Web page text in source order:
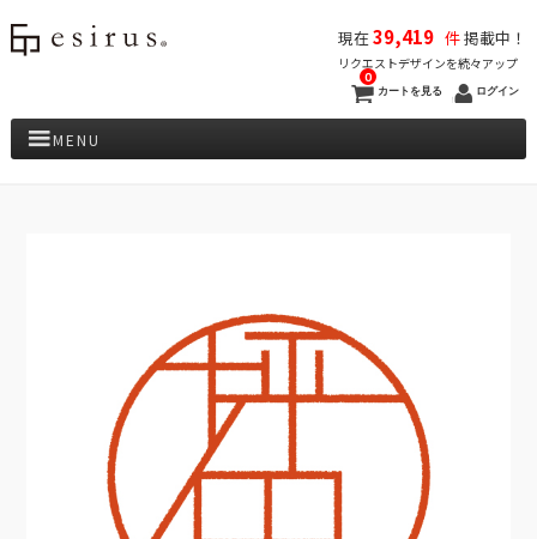
現在39,419 件掲載中！
リクエストデザインを続々アップ
カートを見る
0
ログイン
MENU